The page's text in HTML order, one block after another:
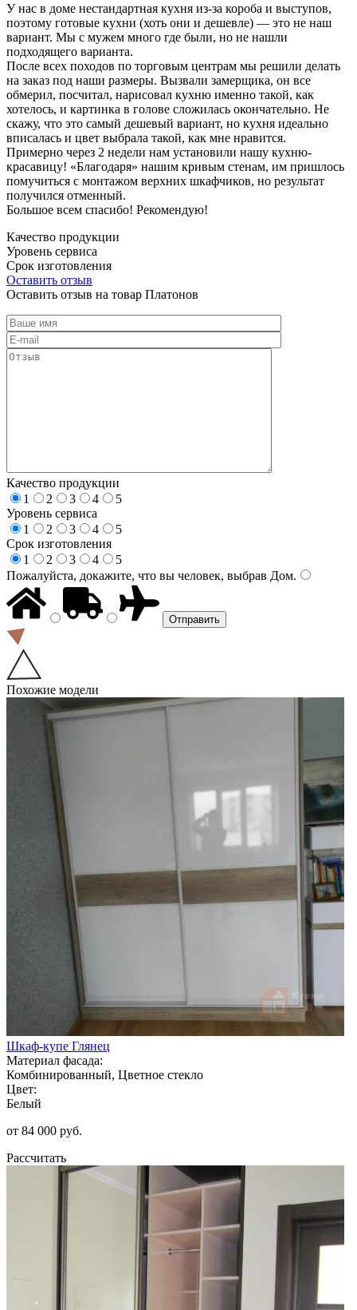
У нас в доме нестандартная кухня из-за короба и выступов,
поэтому готовые кухни (хоть они и дешевле) — это не наш
вариант. Мы с мужем много где были, но не нашли
подходящего варианта.
После всех походов по торговым центрам мы решили делать
на заказ под наши размеры. Вызвали замерщика, он все
обмерил, посчитал, нарисовал кухню именно такой, как
хотелось, и картинка в голове сложилась окончательно. Не
скажу, что это самый дешевый вариант, но кухня идеально
вписалась и цвет выбрала такой, как мне нравится.
Примерно через 2 недели нам установили нашу кухню-
красавицу! «Благодаря» нашим кривым стенам, им пришлось
помучиться с монтажом верхних шкафчиков, но результат
получился отменный.
Большое всем спасибо! Рекомендую!
Качество продукции
Уровень сервиса
Срок изготовления
Оставить отзыв
Оставить отзыв на товар Платонов
Качество продукции
1
2 3 4
5
Уровень сервиса
1
2 3 4
5
Срок изготовления
1
2 3 4
5
Пожалуйста, докажите, что вы человек, выбрав Дом.
Похожие модели
Шкаф-купе Глянец
Материал фасада:
Комбинированный, Цветное стекло
Цвет:
Белый
от 84 000 руб.
Рассчитать